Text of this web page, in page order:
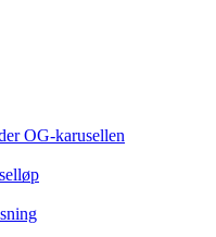
OG-karusellen